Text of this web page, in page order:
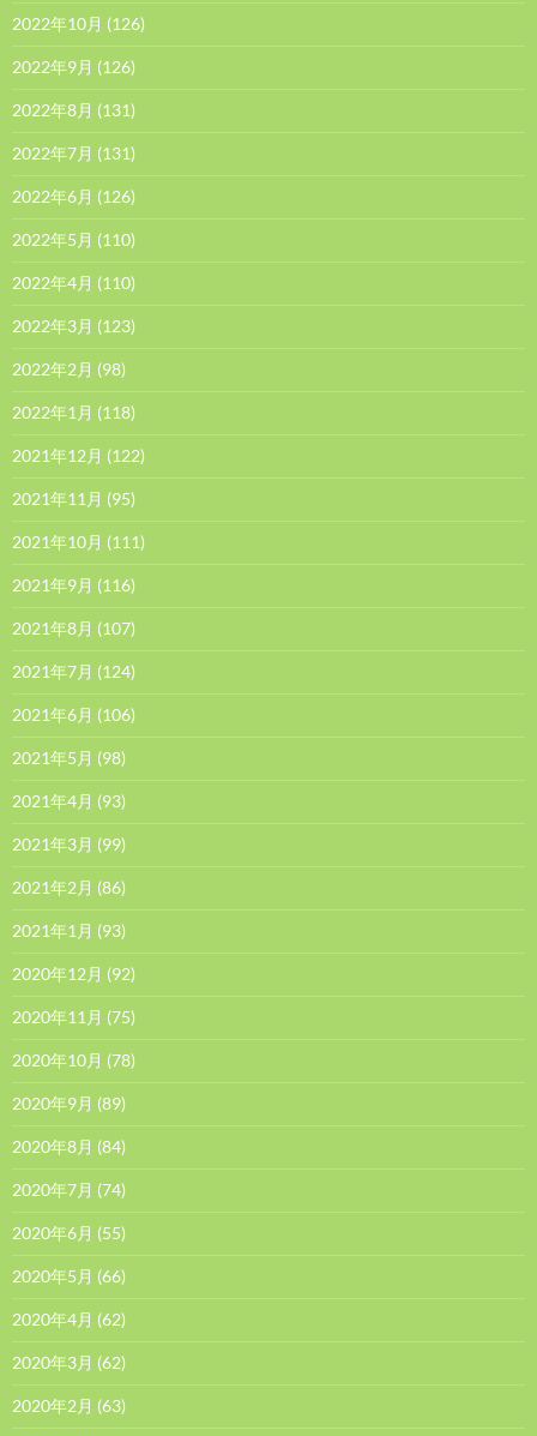
2022年10月 (126)
2022年9月 (126)
2022年8月 (131)
2022年7月 (131)
2022年6月 (126)
2022年5月 (110)
2022年4月 (110)
2022年3月 (123)
2022年2月 (98)
2022年1月 (118)
2021年12月 (122)
2021年11月 (95)
2021年10月 (111)
2021年9月 (116)
2021年8月 (107)
2021年7月 (124)
2021年6月 (106)
2021年5月 (98)
2021年4月 (93)
2021年3月 (99)
2021年2月 (86)
2021年1月 (93)
2020年12月 (92)
2020年11月 (75)
2020年10月 (78)
2020年9月 (89)
2020年8月 (84)
2020年7月 (74)
2020年6月 (55)
2020年5月 (66)
2020年4月 (62)
2020年3月 (62)
2020年2月 (63)